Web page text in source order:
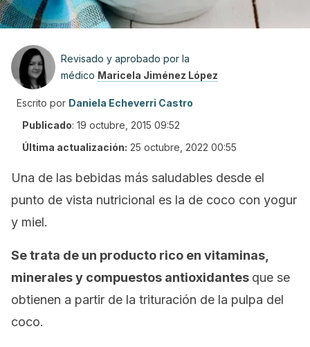
Revisado y aprobado por la
médico Maricela Jiménez López
Escrito por Daniela Echeverri Castro
Publicado: 19 octubre, 2015 09:52
Última actualización: 25 octubre, 2022 00:55
Una de las bebidas más saludables desde el
punto de vista nutricional es la de coco con yogur
y miel.
Se trata de un producto rico en vitaminas,
minerales y compuestos antioxidantes que se
obtienen a partir de la trituración de la pulpa del
coco.